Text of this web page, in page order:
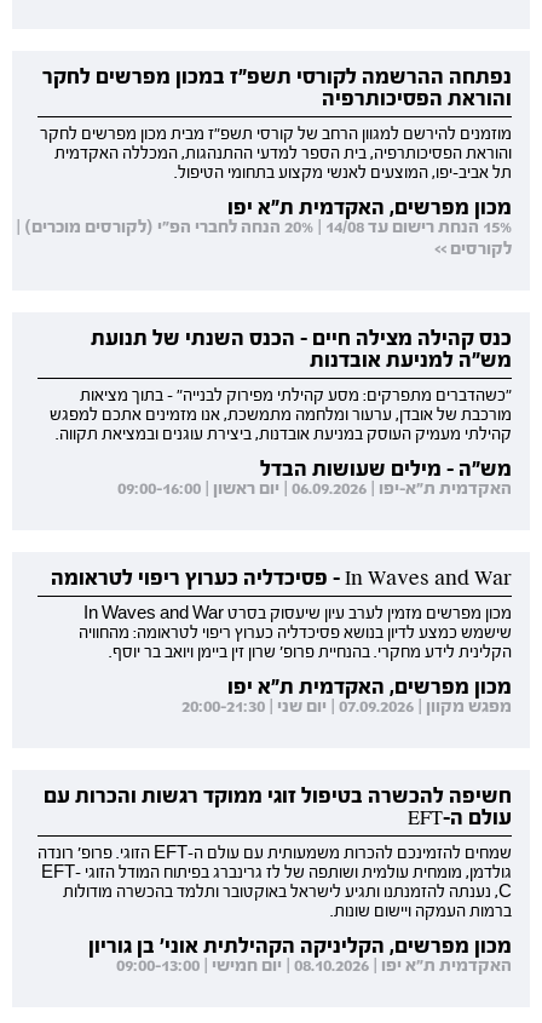
נפתחה ההרשמה לקורסי תשפ"ז במכון מפרשים לחקר
והוראת הפסיכותרפיה
מוזמנים להירשם למגוון הרחב של קורסי תשפ"ז מבית מכון מפרשים לחקר
והוראת הפסיכותרפיה, בית הספר למדעי ההתנהגות, המכללה האקדמית
תל אביב-יפו, המוצעים לאנשי מקצוע בתחומי הטיפול.
מכון מפרשים, האקדמית ת"א יפו
15% הנחת רישום עד 14/08 | 20% הנחה לחברי הפ"י (לקורסים מוכרים) |
לקורסים >>
כנס קהילה מצילה חיים - הכנס השנתי של תנועת
מש"ה למניעת אובדנות
"כשהדברים מתפרקים: מסע קהילתי מפירוק לבנייה" - בתוך מציאות
מורכבת של אובדן, ערעור ומלחמה מתמשכת, אנו מזמינים אתכם למפגש
קהילתי מעמיק העוסק במניעת אובדנות, ביצירת עוגנים ובמציאת תקווה.
מש"ה - מילים שעושות הבדל
האקדמית ת"א-יפו | 06.09.2026 | יום ראשון | 09:00-16:00
In Waves and War - פסיכדליה כערוץ ריפוי לטראומה
מכון מפרשים מזמין לערב עיון שיעסוק בסרט In Waves and War
שישמש כמצע לדיון בנושא פסיכדליה כערוץ ריפוי לטראומה: מהחוויה
הקלינית לידע מחקרי. בהנחיית פרופ' שרון זין ביימן ויואב בר יוסף.
מכון מפרשים, האקדמית ת"א יפו
מפגש מקוון | 07.09.2026 | יום שני | 20:00-21:30
חשיפה להכשרה בטיפול זוגי ממוקד רגשות והכרות עם
עולם ה-EFT
שמחים להזמינכם להכרות משמעותית עם עולם ה-EFT הזוגי. פרופ' רונדה
גולדמן, מומחית עולמית ושותפה של לז גרינברג בפיתוח המודל הזוגי EFT-
C, נענתה להזמנתנו ותגיע לישראל באוקטובר ותלמד בהכשרה מודולות
ברמות העמקה ויישום שונות.
מכון מפרשים, הקליניקה הקהילתית אוני' בן גוריון
האקדמית ת"א יפו | 08.10.2026 | יום חמישי | 09:00-13:00